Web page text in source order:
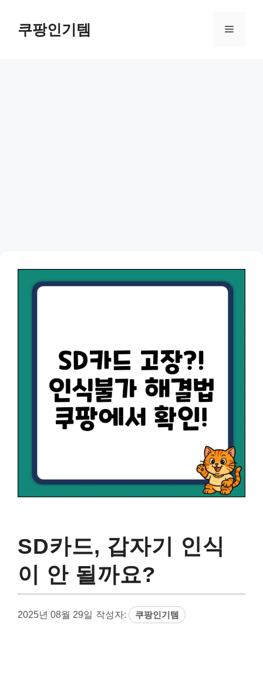
쿠팡인기템 메
SD카드, 갑자기 인식
이 안 될까요?
2025년 08월 29일 작성자: 쿠팡인기템